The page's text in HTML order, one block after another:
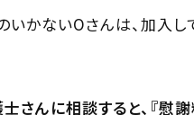
いかないOさんは、加入
士さんに相談すると、『